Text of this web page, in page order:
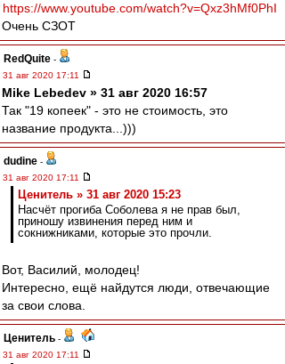
https://www.youtube.com/watch?v=Qxz3hMf0PhI
Очень СЗОТ
RedQuite -
31 авг 2020 17:11
Mike Lebedev » 31 авг 2020 16:57
Так "19 копеек" - это не стоимость, это
название продукта...)))
dudine -
31 авг 2020 17:11
Ценитель » 31 авг 2020 15:23
Насчёт прогиба Соболева я не прав был,
приношу извинения перед ним и
сокнижниками, которые это прочли.
Вот, Василий, молодец!
Интересно, ещё найдутся люди, отвечающие
за свои слова.
Ценитель -
31 авг 2020 17:11